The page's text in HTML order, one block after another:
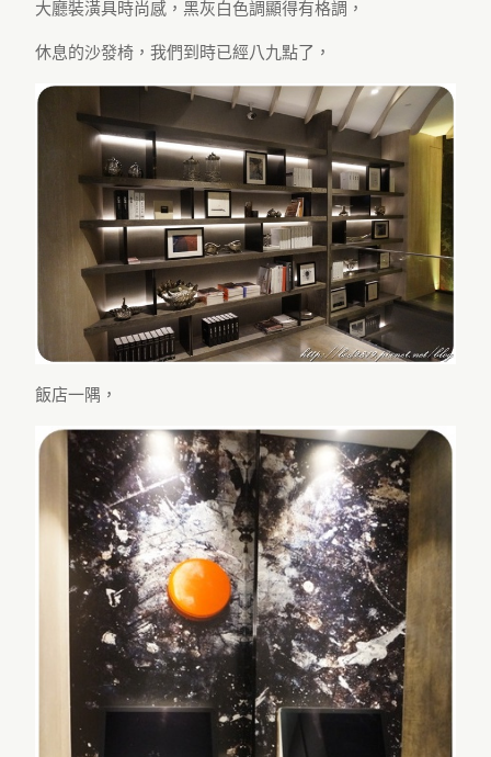
大廳裝潢具時尚感，黑灰白色調顯得有格調，
休息的沙發椅，我們到時已經八九點了，
飯店一隅，